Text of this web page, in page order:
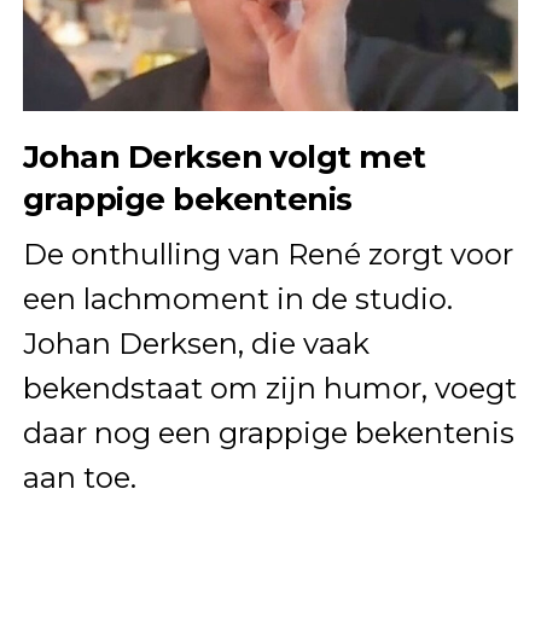
Johan Derksen volgt met
grappige bekentenis
De onthulling van René zorgt voor
een lachmoment in de studio.
Johan Derksen, die vaak
bekendstaat om zijn humor, voegt
daar nog een grappige bekentenis
aan toe.